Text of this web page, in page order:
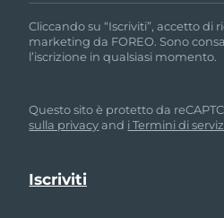
Cliccando su “Iscriviti”, accetto di
marketing da FOREO. Sono
l’iscrizione in qualsiasi momento.
Questo sito è protetto da
sulla privacyand i Termini di